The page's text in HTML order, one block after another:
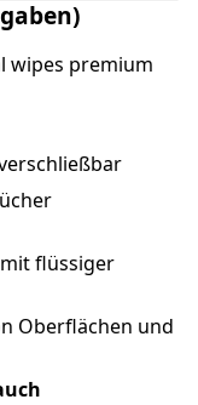
wipes premium
flüssiger
Oberflächen und